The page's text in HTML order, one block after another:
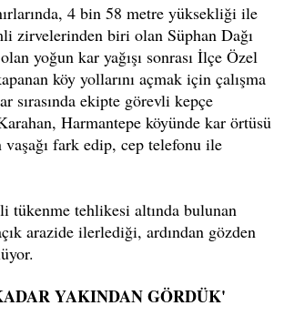
4 bin 58 metre yüksekliği ile
zirvelerinden biri olan Süphan Dağı
yoğun kar yağışı sonrası İlçe Özel
köy yollarını açmak için çalışma
sırasında ekipte görevli kepçe
Harmantepe köyünde kar örtüsü
fark edip, cep telefonu ile
tükenme tehlikesi altında bulunan
arazide ilerlediği, ardından gözden
YAKINDAN GÖRDÜK'